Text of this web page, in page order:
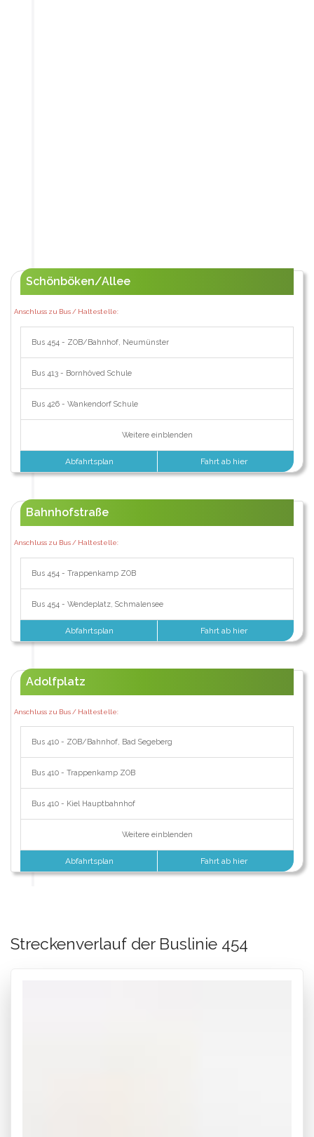
Schönböken/Allee
Anschluss zu Bus / Haltestelle:
Bus 454 - ZOB/Bahnhof, Neumünster
Bus 413 - Bornhöved Schule
Bus 426 - Wankendorf Schule
Weitere einblenden
Abfahrtsplan Fahrt ab hier
Bahnhofstraße
Anschluss zu Bus / Haltestelle:
Bus 454 - Trappenkamp ZOB
Bus 454 - Wendeplatz, Schmalensee
Abfahrtsplan Fahrt ab hier
Adolfplatz
Anschluss zu Bus / Haltestelle:
Bus 410 - ZOB/Bahnhof, Bad Segeberg
Bus 410 - Trappenkamp ZOB
Bus 410 - Kiel Hauptbahnhof
Weitere einblenden
Abfahrtsplan Fahrt ab hier
Streckenverlauf der Buslinie 454